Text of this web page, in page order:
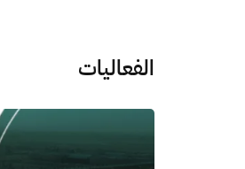
الفعاليات
الصورة